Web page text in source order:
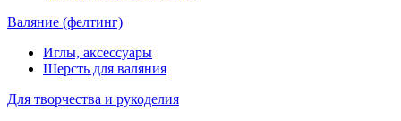
Валяние (фелтинг)
Иглы, аксессуары
Шерсть для валяния
Для творчества и рукоделия